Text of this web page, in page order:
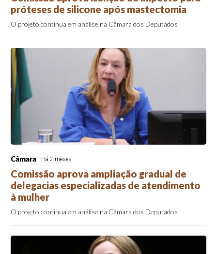
próteses de silicone após mastectomia
O projeto continua em análise na Câmara dos Deputados
Câmara Há 2 meses
Comissão aprova ampliação gradual de
delegacias especializadas de atendimento
à mulher
O projeto continua em análise na Câmara dos Deputados